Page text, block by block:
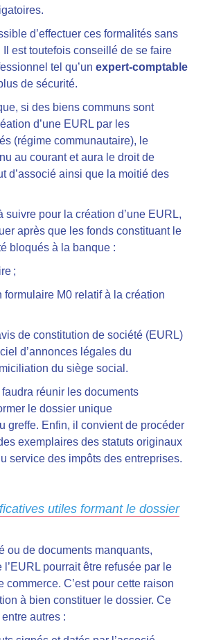
.
d’effectuer ces formalités sans
Il est toutefois conseillé de se faire
tel qu’un expert-comptable
de sécurité.
si des biens communs sont
d’une EURL par les
(régime communautaire), le
au courant et aura le droit de
d’associé ainsi que la moitié des
suivre pour la création d’une EURL,
après que les fonds constituant le
bloqués à la banque :
;
formulaire M0 relatif à la création
de constitution de société (EURL)
d’annonces légales du
du siège social.
réunir les documents
le dossier unique
greffe. Enfin, il convient de procéder
exemplaires des statuts originaux
service des impôts des entreprises.
utiles formant le dossier
ou de documents manquants,
l’EURL pourrait être refusée par le
commerce. C’est pour cette raison
à bien constituer le dossier. Ce
autres :